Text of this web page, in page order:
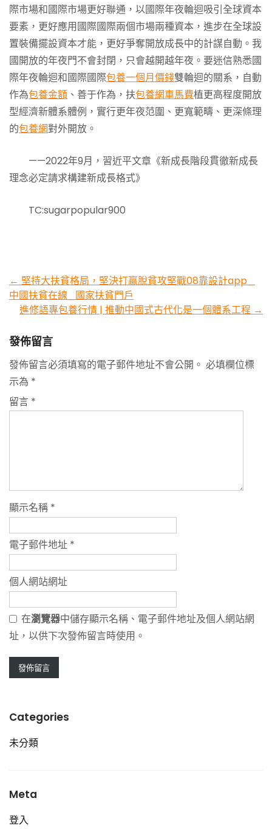
際市場和國際市場更好聯通，以國際年夜輪迴吸引全球資本
要素，更好應用國際國際兩個市場兩種資本，進步在全球設
置裝備擺設資本才能，更好爭奪開放成長中的計謀自動。我
國開放的年夜門不會封閉，只會越開越年夜。要迷信熟悉國
際年夜輪迴和國際國際包養一個月價錢雙輪迴的關系，自動
作為包養金額 、善于作為，扶包養網車馬費植更高程度開放
型經濟新體系體例，實行更年夜范圍、更寬範疇、更深條理
的包養網對外開放。
——2022年9月，習近平文章《新成長階段貫徹新成長
理念必定請求構建新成長格式》
TC:sugarpopular900
Post
navigation
← 堅持大扶貧格局，堅決打贏脫貧攻堅戰08靠設計app_
中國扶貧在線_國家扶貧門戶
進修語專包養行情 | 推動中國式古代化是一個體系工程 →
發佈留言
發佈留言必須填寫的電子郵件地址不會公開。 必填欄位標
示為 *
留言 *
顯示名稱 *
電子郵件地址 *
個人網站網址
在瀏覽器中儲存顯示名稱、電子郵件地址及個人網站網
址，以供下次發佈留言時使用。
Categories
未分類
Meta
登入